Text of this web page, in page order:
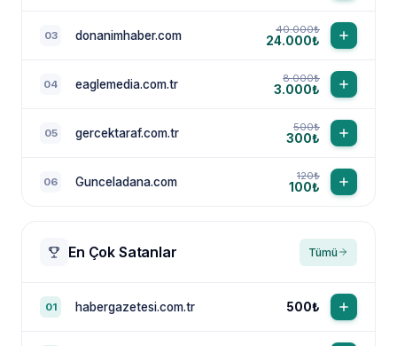
03 donanimhaber.com 40.000₺
24.000₺
04 eaglemedia.com.tr 8.000₺
3.000₺
05 gercektaraf.com.tr 500₺
300₺
06 Gunceladana.com 120₺
100₺
En Çok Satanlar Tümü
01 habergazetesi.com.tr 500₺